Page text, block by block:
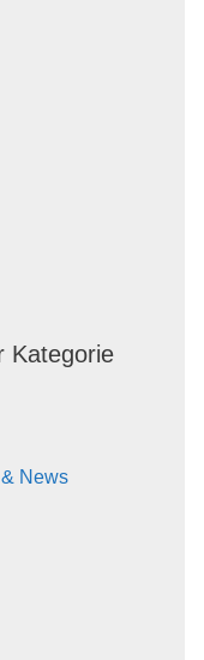
Kategorie
News